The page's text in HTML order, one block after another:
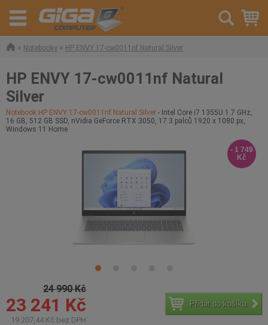
» Notebooky » HP ENVY 17-cw0011nf Natural Silver
HP ENVY 17-cw0011nf Natural
Silver
Notebook HP ENVY 17-cw0011nf Natural Silver - Intel Core i7 1355U 1.7 GHz,
16 GB, 512 GB SSD, nVidia GeForce RTX 3050, 17.3 palců 1920 x 1080 px,
Windows 11 Home
24 990 Kč
23 241 Kč
19 207,44 Kč bez DPH
Přidat do košíku
- 1 749
Kč